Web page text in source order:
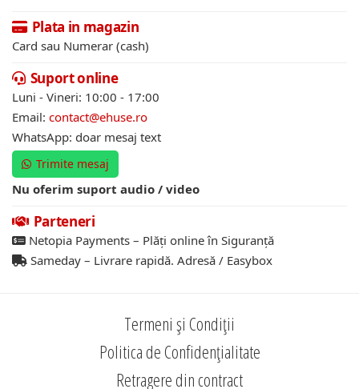
Plata in magazin
Card sau Numerar (cash)
Suport online
Luni - Vineri: 10:00 - 17:00
Email: contact@ehuse.ro
WhatsApp: doar mesaj text
Trimite mesaj
Nu oferim suport audio / video
Parteneri
Netopia Payments – Plăți online în Siguranță
Sameday – Livrare rapidă. Adresă / Easybox
Termeni și Condiții
Politica de Confidențialitate
Retragere din contract